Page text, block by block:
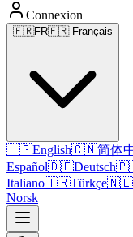
Connexion
🇫🇷FR🇫🇷 Français
🇺🇸English🇨🇳简体
Español🇩🇪Deutsch
Italiano🇹🇷Türkçe🇳🇱
Norsk